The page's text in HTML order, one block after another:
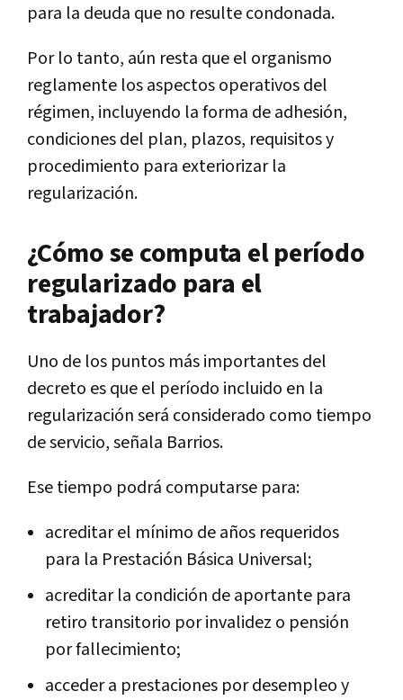
para la deuda que no resulte condonada.
Por lo tanto, aún resta que el organismo
reglamente los aspectos operativos del
régimen, incluyendo la forma de adhesión,
condiciones del plan, plazos, requisitos y
procedimiento para exteriorizar la
regularización.
¿Cómo se computa el período
regularizado para el
trabajador?
Uno de los puntos más importantes del
decreto es que el período incluido en la
regularización será considerado como tiempo
de servicio, señala Barrios.
Ese tiempo podrá computarse para:
acreditar el mínimo de años requeridos
para la Prestación Básica Universal;
acreditar la condición de aportante para
retiro transitorio por invalidez o pensión
por fallecimiento;
acceder a prestaciones por desempleo y